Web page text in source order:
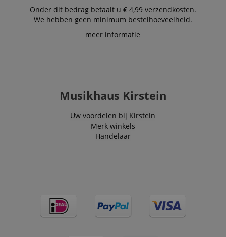
Onder dit bedrag betaalt u € 4,99 verzendkosten.
We hebben geen minimum bestelhoeveelheid.
meer informatie
Musikhaus Kirstein
Uw voordelen bij Kirstein
Merk winkels
Handelaar